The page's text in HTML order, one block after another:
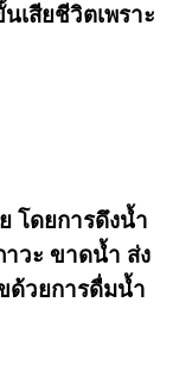
เสียชีวิตเพราะ
โดยการดึงน้ำ
าวะ ขาดน้ำ ส่ง
ขด้วยการดื่มน้ำ